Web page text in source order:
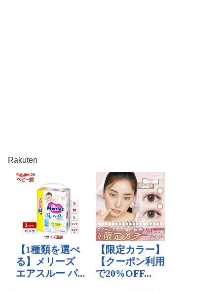
Rakuten